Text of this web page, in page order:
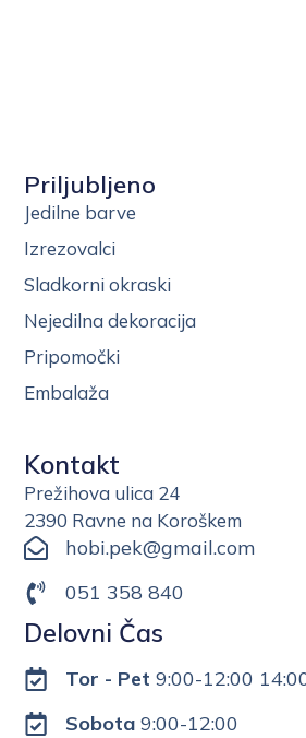
Priljubljeno
Jedilne barve
Izrezovalci
Sladkorni okraski
Nejedilna dekoracija
Pripomočki
Embalaža
Kontakt
Prežihova ulica 24
2390 Ravne na Koroškem
hobi.pek@gmail.com
051 358 840
Delovni Čas
Tor - Pet 9:00-12:00
Sobota9:00-12:00